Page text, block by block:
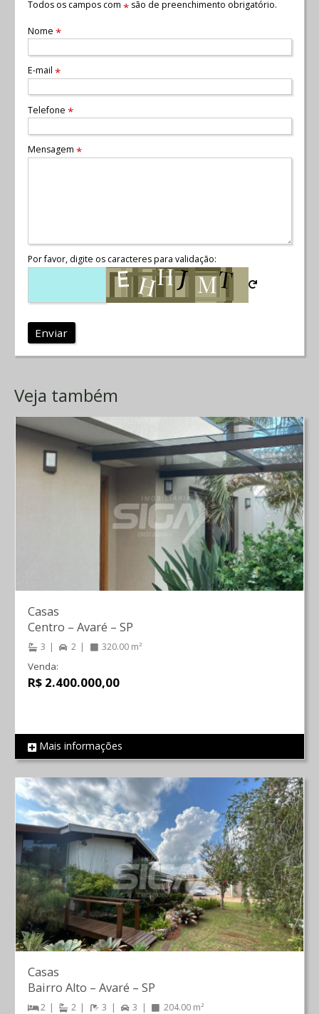
Todos os campos com *são de preenchimento obrigatório.
Nome *
E-mail *
Telefone *
Mensagem *
Por favor, digite os caracteres para validação:
Enviar
Veja também
REF 1277
Casas
Centro – Avaré – SP
3 2 320.00 m²
Venda:
R$ 2.400.000,00
Mais informações
Casas
Bairro Alto – Avaré – SP
2 2 3 3 204.00 m²